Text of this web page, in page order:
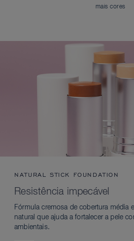
mais cores
NATURAL STICK FOUNDATION
Resistência impecável
Fórmula cremosa de cobertura média
natural que ajuda a fortalecer a pele
ambientais.